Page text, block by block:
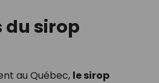
du sirop
au Québec, le sirop